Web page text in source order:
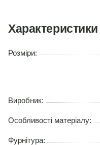
Характеристики
Розміри:
Виробник:
Особливості матеріалу:
Фурнітура: